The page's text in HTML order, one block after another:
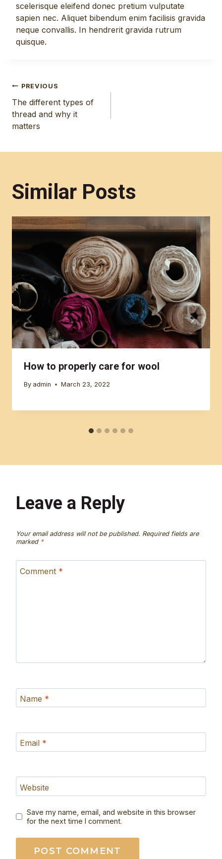
scelerisque eleifend donec pretium vulputate
sapien nec. Aliquet bibendum enim facilisis gravida
neque convallis. In hendrerit gravida rutrum
quisque.
Post
navigation
PREVIOUS
The different types of
thread and why it
matters
Similar Posts
How to properly care for wool
By admin March 23, 2022
Leave a Reply
Your email address will not be published. Required fields are
marked *
Comment *
Name *
Email *
Website
Save my name, email, and website in this browser
for the next time I comment.